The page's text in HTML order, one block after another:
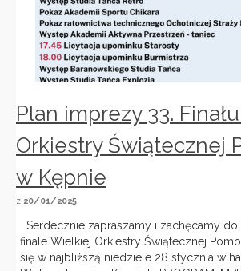
Plan imprezy 33.
Orkiestry Świątecznej
w Kępnie
z 20/01/2025
Serdecznie zapraszamy i zachęcamy do
finale Wielkiej Orkiestry Świątecznej
się w najbliższą niedziele 28 stycznia w